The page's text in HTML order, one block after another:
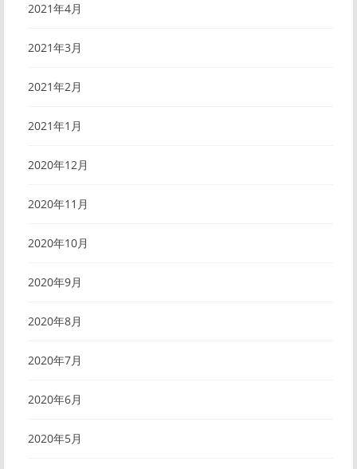
2021年4月
2021年3月
2021年2月
2021年1月
2020年12月
2020年11月
2020年10月
2020年9月
2020年8月
2020年7月
2020年6月
2020年5月